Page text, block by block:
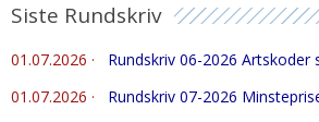
Siste Rundskriv
01.07.2026 ·
Rundskriv 06-2026 Artskoder
01.07.2026 ·
Rundskriv 07-2026